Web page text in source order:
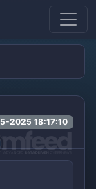
2025 18:17:10